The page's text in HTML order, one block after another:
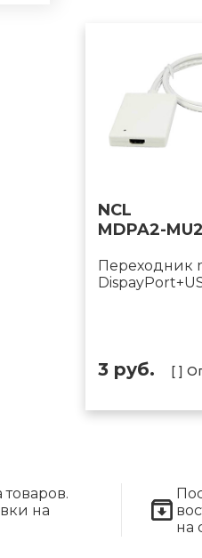
NCL
MDPA2-
Переходник
3 руб. [ ]
на
на